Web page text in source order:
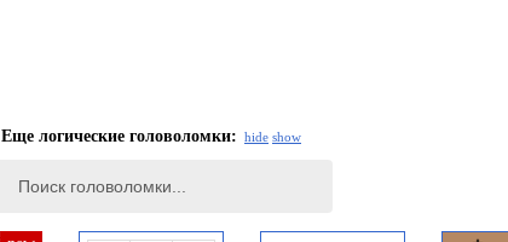
Еще логические головоломки: hide show